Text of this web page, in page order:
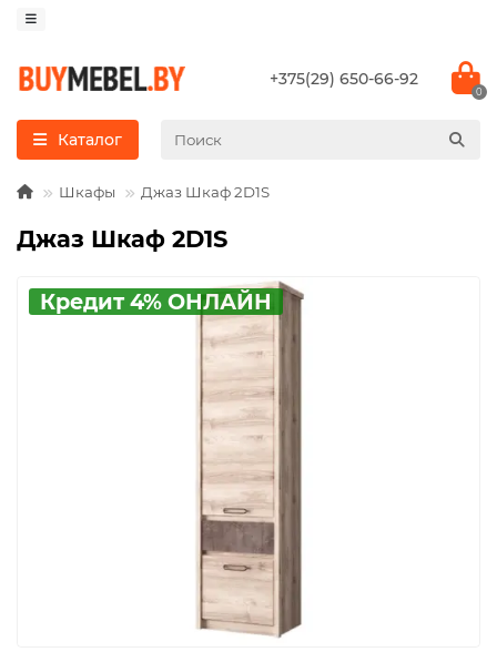
+375(29) 650-66-92
0
Каталог
Шкафы Джаз Шкаф 2D1S
Джаз Шкаф 2D1S
Кредит 4% ОНЛАЙН